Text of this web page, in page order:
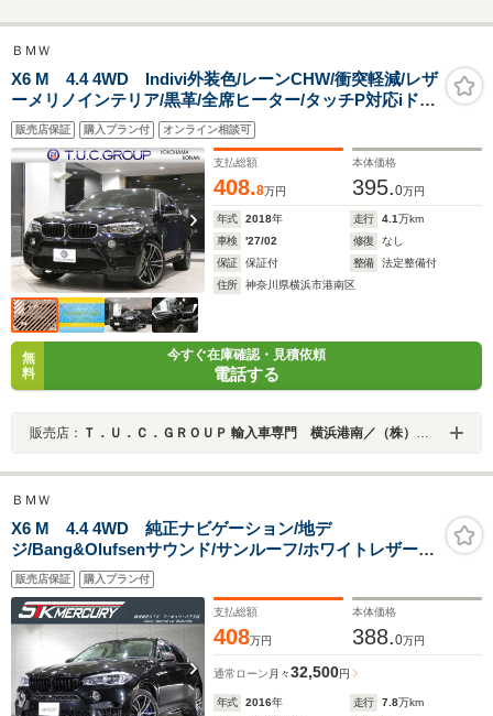
ル フルエアロ ETC
防止装置/アイ
ワーウインド
レス/パワース
ＢＭＷ
X6 M 4.4 4WD Indivi外装色/レーンCHW/衝突軽減/レザ
ーメリノインテリア/黒革/全席ヒーター/タッチP対応iドラ
ナビ/ヘッドアップDSP/全周囲カメラ/PDC/21AW/Mスポ
ーツEX/2年保証
販売店保証 購入プラン付 オンライン相談可
支払総額
408.8万円
本体価格
395.0万円
年式 2018年 走行 4.1万km
車検
'27/02 修復
なし
保証
保証付 整備
法定整備付
住所
神奈川県横浜市港南区
無
料
今すぐ在庫確認・見積依頼
電話する
販売店： Ｔ．Ｕ．Ｃ．ＧＲＯＵＰ 輸入車専門 横浜港南／（株）リガル
ＢＭＷ
X6 M 4.4 4WD 純正ナビゲーション/地デ
ジ/Bang&Olufsenサウンド/サンルーフ/ホワイトレザー/
カーボンインテリア/LEDライト/HUD/衝突軽減/レーンア
シスト/BSM/ミラーETC/シートH/ベンチレーション/
販売店保証 購入プラン付
支払総額
408万円
本体価格
388.0万円
通常ローン 月々32,500円
年式 2016年 走行 7.8万km